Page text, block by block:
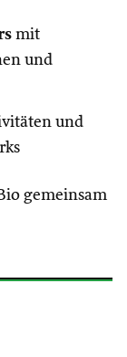
mit
und
und
gemeinsam